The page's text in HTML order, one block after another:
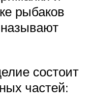
рыбаков
состоит
частей: